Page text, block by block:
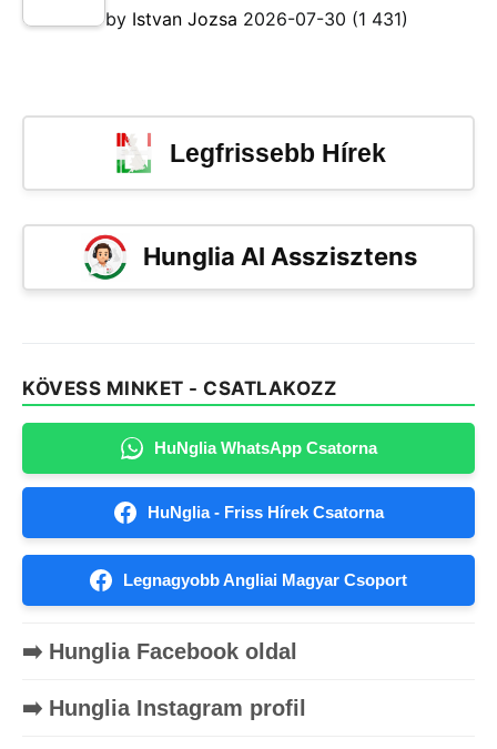
by Istvan Jozsa 2026-07-30 (1 431)
Legfrissebb Hírek
Hunglia AI Asszisztens
KÖVESS MINKET - CSATLAKOZZ
HuNglia WhatsApp Csatorna
HuNglia - Friss Hírek Csatorna
Legnagyobb Angliai Magyar Csoport
➡️ Hunglia Facebook oldal
➡️ Hunglia Instagram profil